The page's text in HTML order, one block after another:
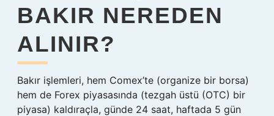
BAKIR NEREDEN
ALINIR?
Bakır işlemleri, hem Comex’te (organize bir borsa)
hem de Forex piyasasında (tezgah üstü (OTC) bir
piyasa) kaldıraçla, günde 24 saat, haftada 5 gün